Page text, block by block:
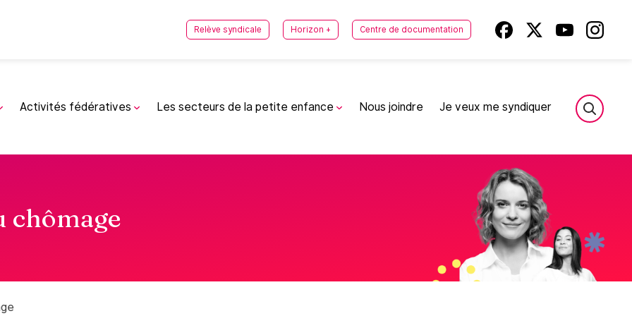
Relève syndicale Horizon + Centre de documentation
Activités fédératives Les secteurs de la petite enfance Nous joindre Je veux me syndiquer
chômage